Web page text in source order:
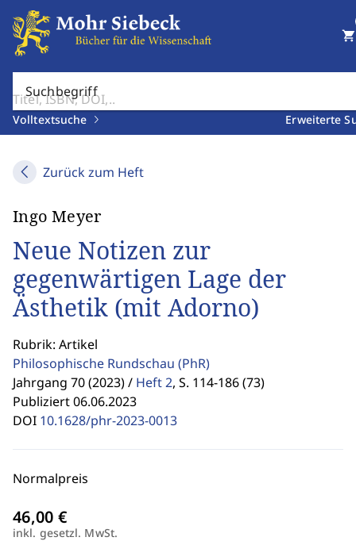
Suchbegriff
Volltextsuche Erweiterte
shopping_cart
Zurück zum Heft
Ingo Meyer
Neue Notizen zur
gegenwärtigen Lage der
Ästhetik (mit Adorno)
Rubrik: Artikel
Philosophische Rundschau (PhR)
Jahrgang 70 (2023) / Heft 2, S. 114-186 (73)
Publiziert 06.06.2023
DOI 10.1628/phr-2023-0013
Normalpreis
inkl. gesetzl. MwSt.